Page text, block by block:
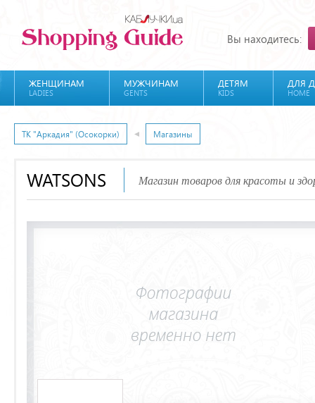
Вы находитесь:
ЖЕНЩИНАМ
LADIES
МУЖЧИНАМ
GENTS
ДЕТЯМ
KIDS
ДЛЯ
HOME
ТК "Аркадия" (Осокорки) Магазины
WATSONS Магазин товаров для красоты и